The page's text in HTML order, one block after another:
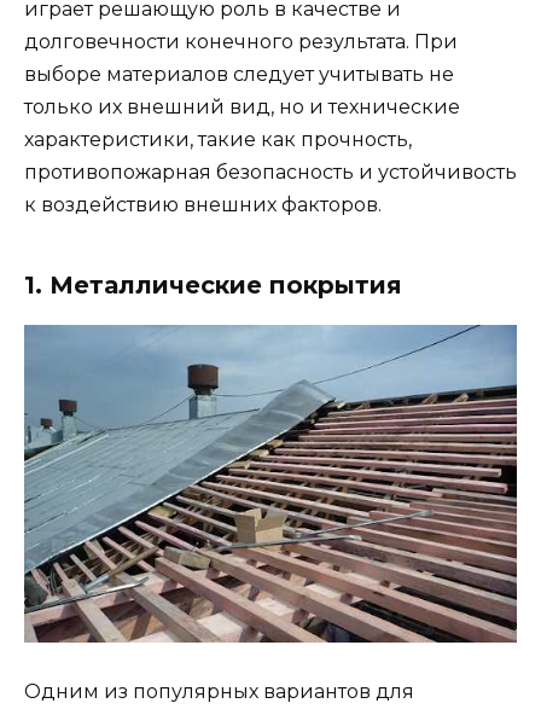
играет решающую роль в качестве и
долговечности конечного результата. При
выборе материалов следует учитывать не
только их внешний вид, но и технические
характеристики, такие как прочность,
противопожарная безопасность и устойчивость
к воздействию внешних факторов.
1. Металлические покрытия
Одним из популярных вариантов для